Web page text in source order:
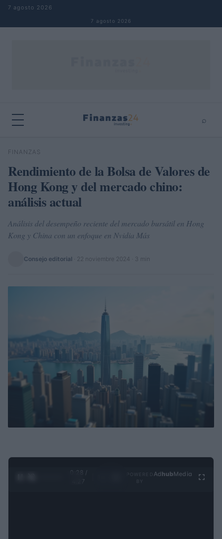
Saltar al contenido
7 agosto 2026
7 agosto 2026
⌕
Buscar
FINANZAS
Rendimiento de la Bolsa de Valores de
Hong Kong y del mercado chino:
análisis actual
Análisis del desempeño reciente del mercado bursátil en Hong
Kong y China con un enfoque en Nvidia Más
Consejo editorial 22 noviembre 2024 · 3 min
0:29 /
4:27
Ad hubMedia